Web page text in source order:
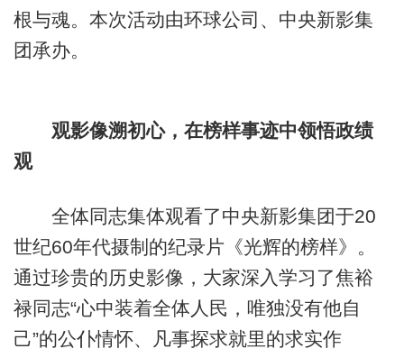
根与魂。本次活动由环球公司、中央新影集
团承办。
观影像溯初心，在榜样事迹中领悟政绩
观
全体同志集体观看了中央新影集团于20
世纪60年代摄制的纪录片《光辉的榜样》。
通过珍贵的历史影像，大家深入学习了焦裕
禄同志“心中装着全体人民，唯独没有他自
己”的公仆情怀、凡事探求就里的求实作